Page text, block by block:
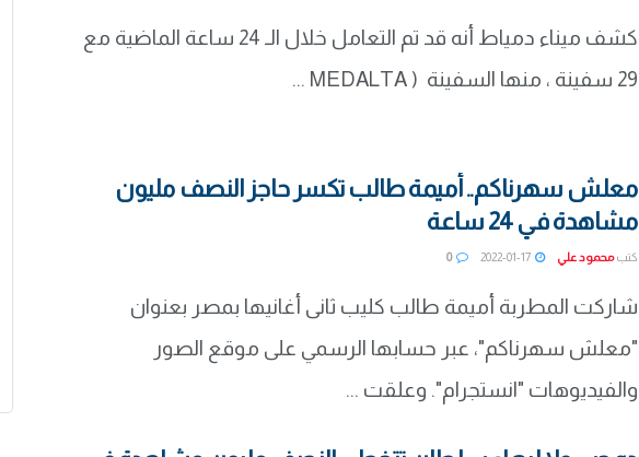
كشف ميناء دمياط أنه قد تم التعامل خلال الـ 24 ساعة الماضية مع
29 سفينة ، منها السفينة ( MEDALTA ...
معلش سهرناكم.. أميمة طالب تكسر حاجز النصف مليون
مشاهدة في 24 ساعة
كتب محمود علي 2022-01-17
0
شاركت المطربة أميمة طالب كليب ثانى أغانيها بمصر بعنوان
"معلش سهرناكم"، عبر حسابها الرسمي على موقع الصور
والفيديوهات "انستجرام". وعلقت ...